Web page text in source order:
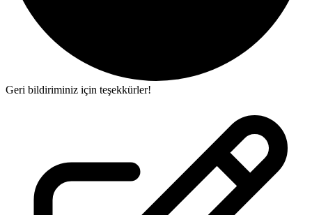
Geri bildiriminiz için teşekkürler!